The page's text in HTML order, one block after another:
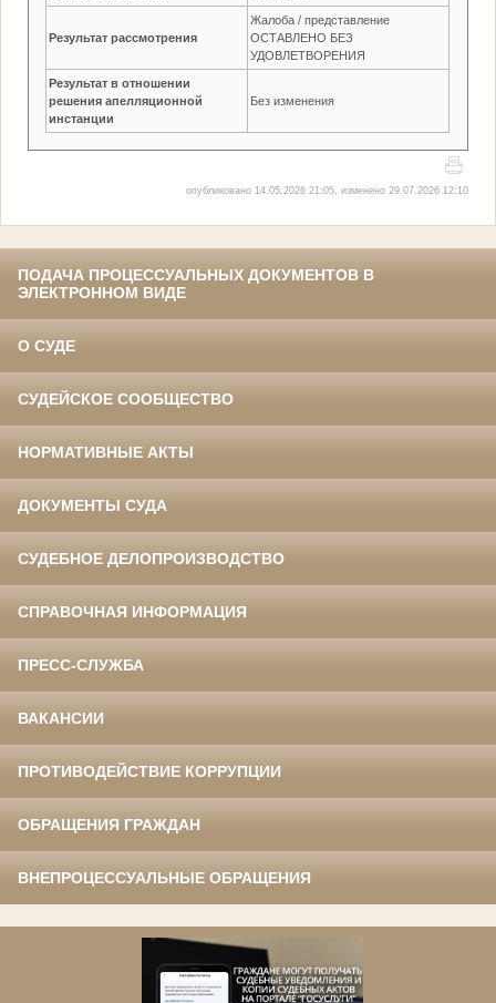
Результат рассмотрения
Жалоба / представление
ОСТАВЛЕНО БЕЗ
УДОВЛЕТВОРЕНИЯ
Результат в отношении
решения апелляционной
инстанции
Без изменения
опубликовано 14.05.2026 21:05, изменено 29.07.2026 12:10
ПОДАЧА ПРОЦЕССУАЛЬНЫХ ДОКУМЕНТОВ В
ЭЛЕКТРОННОМ ВИДЕ
О СУДЕ
СУДЕЙСКОЕ СООБЩЕСТВО
НОРМАТИВНЫЕ АКТЫ
ДОКУМЕНТЫ СУДА
СУДЕБНОЕ ДЕЛОПРОИЗВОДСТВО
СПРАВОЧНАЯ ИНФОРМАЦИЯ
ПРЕСС-СЛУЖБА
ВАКАНСИИ
ПРОТИВОДЕЙСТВИЕ КОРРУПЦИИ
ОБРАЩЕНИЯ ГРАЖДАН
ВНЕПРОЦЕССУАЛЬНЫЕ ОБРАЩЕНИЯ